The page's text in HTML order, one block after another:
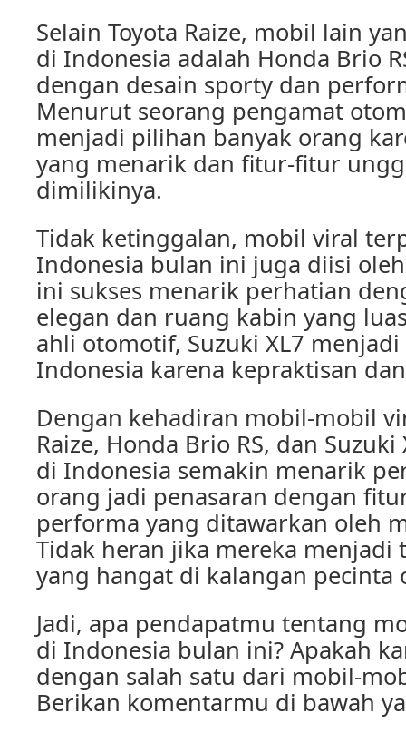
Selain Toyota Raize, mobil lain
di Indonesia adalah Honda Brio
dengan desain sporty dan
Menurut seorang pengamat
menjadi pilihan banyak orang
yang menarik dan fitur-fitur
dimilikinya.
Tidak ketinggalan, mobil viral
Indonesia bulan ini juga diisi
ini sukses menarik perhatian
elegan dan ruang kabin yang
ahli otomotif, Suzuki XL7
Indonesia karena kepraktisan
Dengan kehadiran mobil-mobil
Raize, Honda Brio RS, dan
di Indonesia semakin menarik
orang jadi penasaran dengan
performa yang ditawarkan oleh
Tidak heran jika mereka menjadi
yang hangat di kalangan pecinta
Jadi, apa pendapatmu tentang
di Indonesia bulan ini? Apakah
dengan salah satu dari mobil-
Berikan komentarmu di bawah